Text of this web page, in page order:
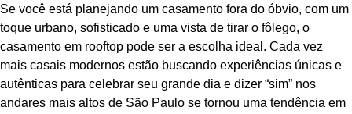
Se você está planejando um casamento fora do óbvio, com um
toque urbano, sofisticado e uma vista de tirar o fôlego, o
casamento em rooftop pode ser a escolha ideal. Cada vez
mais casais modernos estão buscando experiências únicas e
autênticas para celebrar seu grande dia e dizer “sim” nos
andares mais altos de São Paulo se tornou uma tendência em